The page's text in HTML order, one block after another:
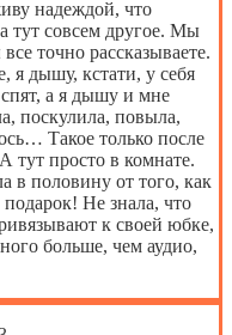
надеждой, что
тут совсем другое. Мы
точно рассказываете.
я дышу, кстати, у себя
а я дышу и мне
поскулила, повыла,
Такое только после
тут просто в комнате.
в половину от того, как
Не знала, что
к своей юбке,
больше, чем аудио,